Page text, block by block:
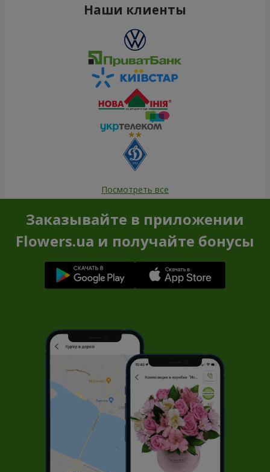
Наши клиенты
Посмотреть все
Заказывайте в приложении
Flowers.ua и получайте бонусы